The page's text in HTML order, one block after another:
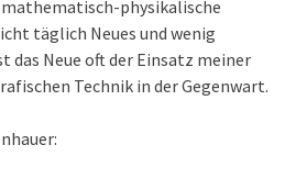
mathematisch-physikalische
täglich Neues und wenig
das Neue oft der Einsatz meiner
Technik in der Gegenwart.